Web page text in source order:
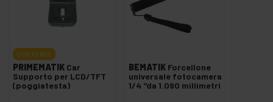
OUTLET 60%
PRIMEMATIK Car
Supporto per LCD/TFT
(poggiatesta)
BEMATIK Forcellone
universale fotocamera
1/4 "da 1.090 millimetri